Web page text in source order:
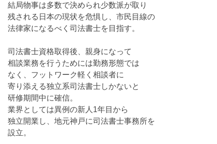
結局物事は多数で決められ少数派が取り
残される日本の現状を危惧し、市民目線の
法律家になるべく司法書士を目指す。
司法書士資格取得後、親身になって
相談業務を行うためには勤務形態では
なく、フットワーク軽く相談者に
寄り添える独立系司法書士しかないと
研修期間中に確信。
業界としては異例の新人1年目から
独立開業し、地元神戸に司法書士事務所を
設立。